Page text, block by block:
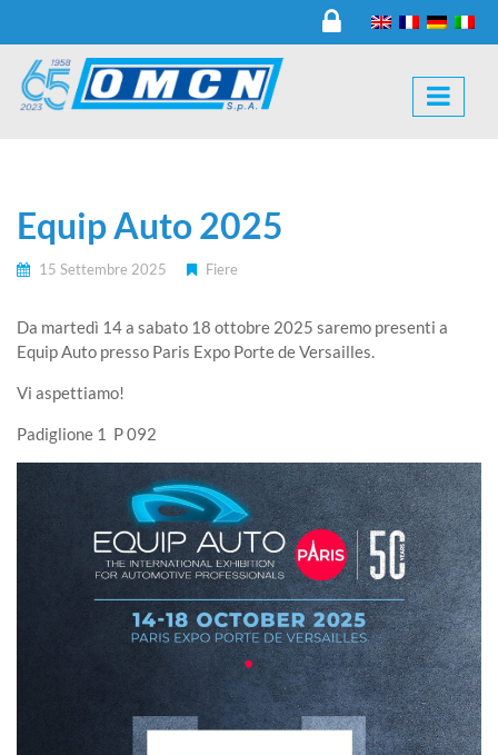
Equip Auto 2025
15 Settembre 2025 Fiere
Da martedì 14 a sabato 18 ottobre 2025 saremo presenti a
Equip Auto presso Paris Expo Porte de Versailles.
Vi aspettiamo!
Padiglione 1 P 092